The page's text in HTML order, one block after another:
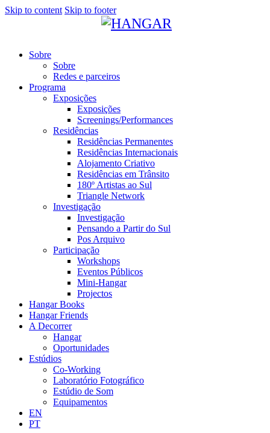
Skip to content Skip to footer
Sobre
Sobre
Redes e parceiros
Programa
Exposições
Exposições
Screenings/Performances
Residências
Residências Permanentes
Residências Internacionais
Alojamento Criativo
Residências em Trânsito
180º Artistas ao Sul
Triangle Network
Investigação
Investigação
Pensando a Partir do Sul
Pos Arquivo
Participação
Workshops
Eventos Públicos
Mini-Hangar
Projectos
Hangar Books
Hangar Friends
A Decorrer
Hangar
Oportunidades
Estúdios
Co-Working
Laboratório Fotográfico
Estúdio de Som
Equipamentos
EN
PT